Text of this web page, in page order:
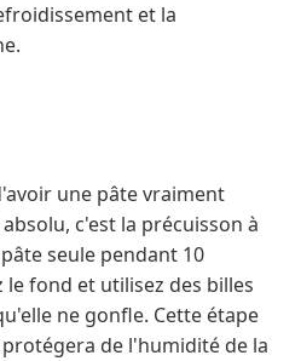
et la
une pâte vraiment
c'est la précuisson à
seule pendant 10
le fond et utilisez des billes
ne gonfle. Cette étape
de l'humidité de la